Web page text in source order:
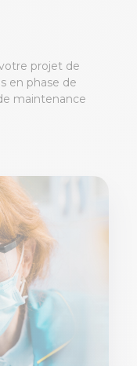
projet de
en phase de
maintenance